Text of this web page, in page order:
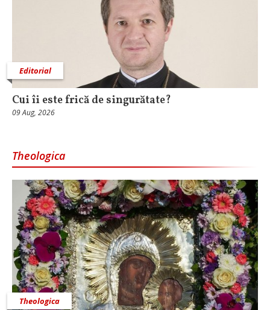
Editorial
Cui îi este frică de singurătate?
09 Aug, 2026
Theologica
Theologica